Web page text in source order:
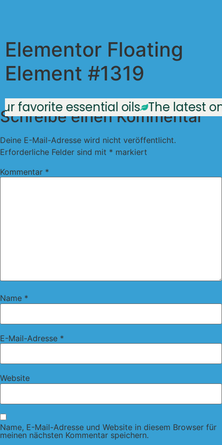
Elementor Floating
Element #1319
favorite essential oils The latest
Schreibe einen Kommentar
Deine E-Mail-Adresse wird nicht veröffentlicht.
Erforderliche Felder sind mit * markiert
Kommentar *
Name *
E-Mail-Adresse *
Website
Name, E-Mail-Adresse und Website in diesem Browser für
meinen nächsten Kommentar speichern.